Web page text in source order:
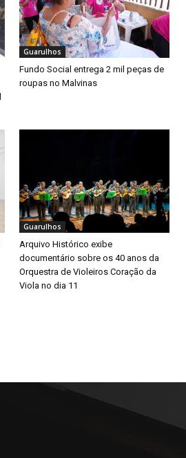
Guarulhos
Fundo Social entrega 2 mil peças de
roupas no Malvinas
Guarulhos
Arquivo Histórico exibe
documentário sobre os 40 anos da
Orquestra de Violeiros Coração da
Viola no dia 11